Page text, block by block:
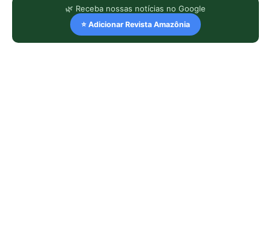
🌿 Receba nossas notícias no Google
⭐ Adicionar Revista Amazônia